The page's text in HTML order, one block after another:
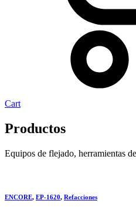
Cart
Productos
Equipos de flejado, herramientas
ENCORE, EP-1620, Refacciones